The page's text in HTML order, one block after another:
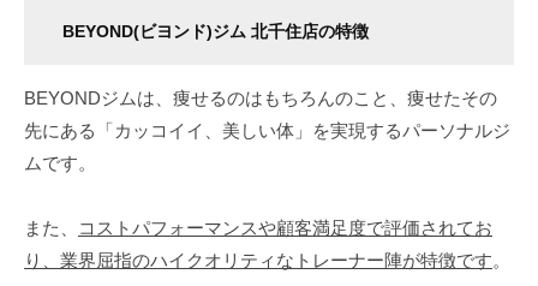
BEYOND(ビヨンド)ジム 北千住店の特徴
BEYONDジムは、痩せるのはもちろんのこと、痩せたその
先にある「カッコイイ、美しい体」を実現するパーソナルジ
ムです。
また、
コストパフォーマンスや顧客満足度で評価されてお
り、業界屈指のハイクオリティなトレーナー陣が特徴です。